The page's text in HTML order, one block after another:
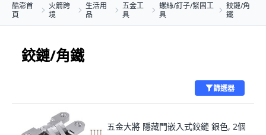
酷澎首
頁
火箭跨
境
生活用
品
五金工
具
螺絲/釘子/緊固工
具
鉸鏈/角
鐵
鉸鏈/角鐵
篩選器
五金大將 隱藏門嵌入式鉸鏈 銀色, 2個